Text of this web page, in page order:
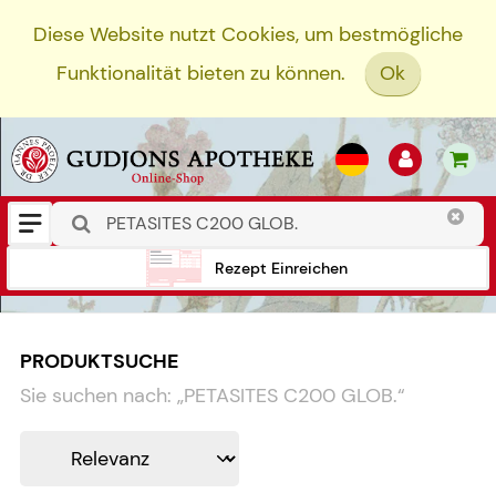
Diese Website nutzt Cookies, um bestmögliche
Funktionalität bieten zu können.
Ok
Rezept Einreichen
PRODUKTSUCHE
Sie suchen nach: „PETASITES C200 GLOB.“